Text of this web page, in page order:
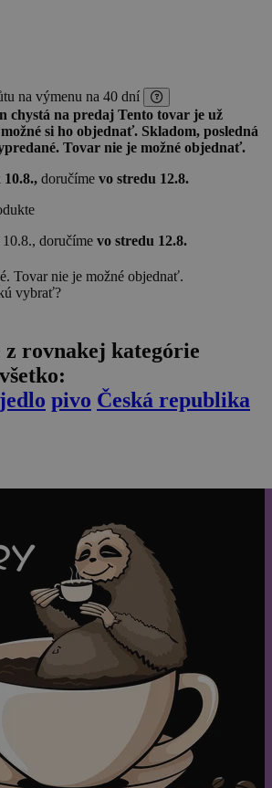
na výmenu na 40 dní
chystá na predaj Tento tovar je už
si ho objednať. Skladom, posledná
Tovar nie je možné objednať.
doručíme vo stredu 12.8.
doručíme vo stredu 12.8.
Tovar nie je možné objednať.
vybrať?
z rovnakej kategórie
jedlo pivo Česká republika